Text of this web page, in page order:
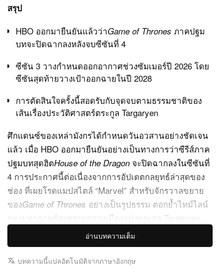
สรุป
HBO ออกมายืนยันแล้วว่าGame of Thrones ภาคปฐม
บทจะปิดฉากลงหลังจบซีซันที่ 4
ซีซัน 3 วางกำหนดออกอากาศช่วงซัมเมอร์ปี 2026 โดย
ซีซันสุดท้ายวางเป้าออกฉายในปี 2028
การตัดสินใจครั้งนี้สอดรับกับจุดจบตามธรรมชาติของ
เส้นเรื่องประวัติศาสตร์ตระกูล Targaryen
ศึกแดนซ์ของเหล่ามังกรได้กำหนดวันอวสานอย่างชัดเจน
แล้ว เมื่อ HBO ออกมายืนยันอย่างเป็นทางการว่าซีรีส์ภาค
ปฐมบทสุดฮิตHouse of the Dragon จะปิดฉากลงในซีซันที่
4 การประกาศนี้ต่อเนื่องจากการอัปเดตกลยุทธ์ล่าสุดของ
ช่อง ที่เผยโรดแมปสไตล์ “Marvel” สำหรับจักรวาลขยาย
ของGame of Thrones อย่างเป็นรูปธรรม ตอกย้ำไทม์ไลน์
ของมหากาพย์สงครามกลางเมืองแห่งตระกูล Targaryen
พูดถึงการตัดสินใจครั้งนี้ Casey Bloys ประธานและซีอีโอ
ฝ่ายคอนเทนต์ของ HBO และ HBO Max ระบุว่าโครงเรื่อง
ยาวสี่ซีซันนั้นเป็นเส้นทางที่วางไว้ตั้งแต่ต้น เพื่อดัดแปลง
อ่านบทความเต็ม
บทความนี้แปลอัตโนมัติจากภาษาอังกฤษ